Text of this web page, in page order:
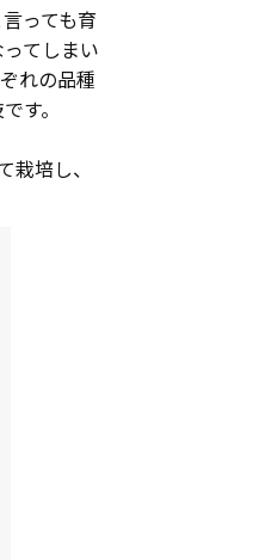
っても育
てしまい
れの品種
す。
栽培し、